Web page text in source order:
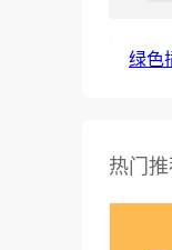
绿色
热门推